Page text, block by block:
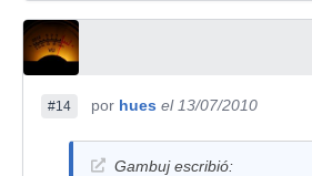
#14 por hues el 13/07/2010
Gambuj escribió: